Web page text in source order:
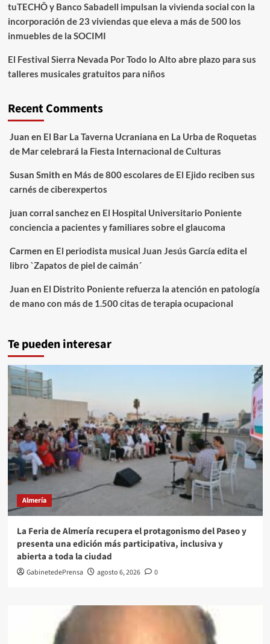
tuTECHÔ y Banco Sabadell impulsan la vivienda social con la
incorporación de 23 viviendas que eleva a más de 500 los
inmuebles de la SOCIMI
El Festival Sierra Nevada Por Todo lo Alto abre plazo para sus
talleres musicales gratuitos para niños
Recent Comments
Juan en El Bar La Taverna Ucraniana en La Urba de Roquetas
de Mar celebrará la Fiesta Internacional de Culturas
Susan Smith en Más de 800 escolares de El Ejido reciben sus
carnés de ciberexpertos
juan corral sanchezen El Hospital Universitario Poniente
conciencia a pacientes y familiares sobre el glaucoma
Carmen en El periodista musical Juan Jesús García edita el
libro `Zapatos de piel de caimán´
Juan en El Distrito Poniente refuerza la atención en patología
de mano con más de 1.500 citas de terapia ocupacional
Te pueden interesar
Almería
La Feria de Almería recupera el protagonismo del Paseo y
presenta una edición más participativa, inclusiva y
abierta a toda la ciudad
GabinetedePrensa agosto 6, 2026 0